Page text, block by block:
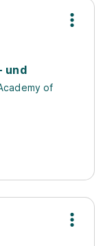
und
of